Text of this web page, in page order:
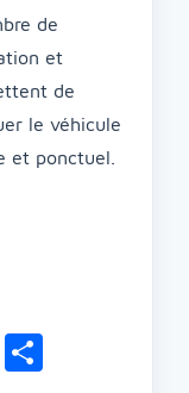
de
et
de
le véhicule
et ponctuel.
Copy